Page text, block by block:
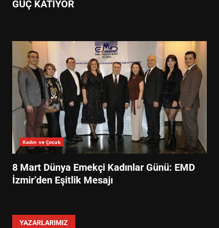
GÜÇ KATIYOR
Kadın ve Çocuk
8 Mart Dünya Emekçi Kadınlar Günü: EMD
İzmir’den Eşitlik Mesajı
YAZARLARIMIZ